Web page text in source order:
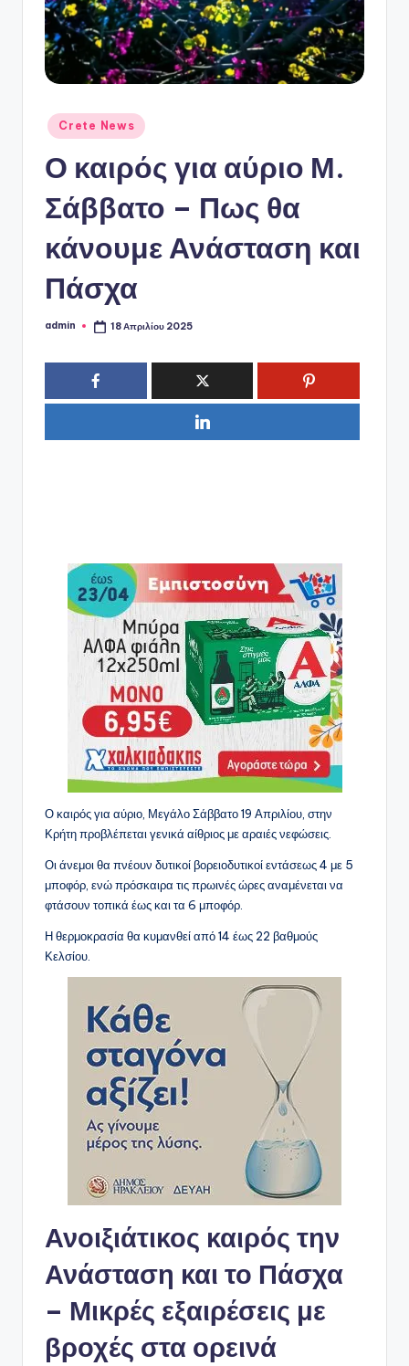
P
o
Αναρτήθηκε
σε
Crete News
Ο καιρός για αύριο Μ.
Σάββατο – Πως θα
κάνουμε Ανάσταση και
Πάσχα
Συγγραφέας:
admin 18 Απριλίου 2025
Ο καιρός για αύριο, Μεγάλο Σάββατο 19 Απριλίου, στην
Κρήτη προβλέπεται γενικά αίθριος με αραιές νεφώσεις.
Οι άνεμοι θα πνέουν δυτικοί βορειοδυτικοί εντάσεως 4 με 5
μποφόρ, ενώ πρόσκαιρα τις πρωινές ώρες αναμένεται να
φτάσουν τοπικά έως και τα 6 μποφόρ.
Η θερμοκρασία θα κυμανθεί από 14 έως 22 βαθμούς
Κελσίου.
Ανοιξιάτικος καιρός την
Ανάσταση και το Πάσχα
– Μικρές εξαιρέσεις με
βροχές στα ορεινά